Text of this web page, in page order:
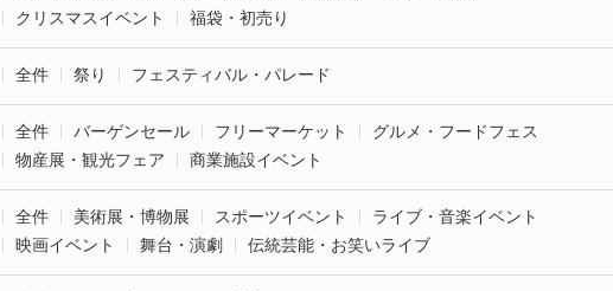
クリスマスイベント
福袋・初売り
全件 祭り フェスティバル・パレード
全件 バーゲンセール フリーマーケット
グルメ・フードフェス
物産展・観光フェア
商業施設イベント
全件 美術展・博物展 スポーツイベント
ライブ・音楽イベント
映画イベント
舞台・演劇 伝統芸能・お笑いライブ